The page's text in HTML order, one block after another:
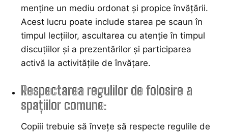
menține un mediu ordonat și propice învățării.
Acest lucru poate include starea pe scaun în
timpul lecțiilor, ascultarea cu atenție în timpul
discuțiilor și a prezentărilor și participarea
activă la activitățile de învățare.
Respectarea regulilor de folosire a
spațiilor comune:
Copiii trebuie să învețe să respecte regulile de